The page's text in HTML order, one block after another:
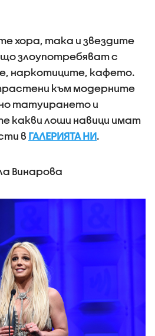
хора, така и звездите
злоупотребяват с
наркотиците, кафето.
към модерните
татуирането и
какви лоши навици имат
в ГАЛЕРИЯТА НИ.
Винарова